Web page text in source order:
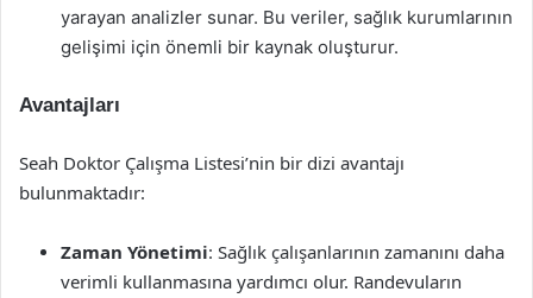
yarayan analizler sunar. Bu veriler, sağlık kurumlarının
gelişimi için önemli bir kaynak oluşturur.
Avantajları
Seah Doktor Çalışma Listesi’nin bir dizi avantajı
bulunmaktadır:
Zaman Yönetimi: Sağlık çalışanlarının zamanını daha
verimli kullanmasına yardımcı olur. Randevuların